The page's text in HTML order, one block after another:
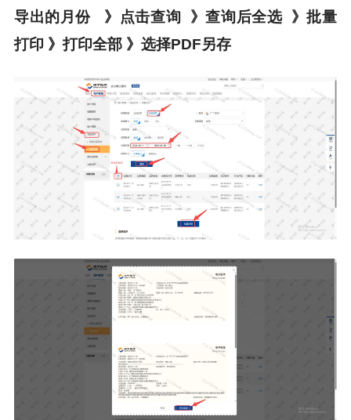
导出的月份 》点击查询 》查询后全选 》批量
打印 》打印全部 》选择PDF另存